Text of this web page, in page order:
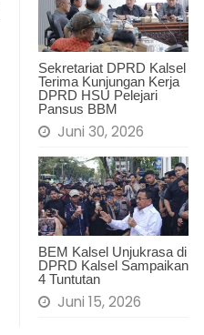
Sekretariat DPRD Kalsel
Terima Kunjungan Kerja
DPRD HSU Pelejari
Pansus BBM
Juni 30, 2026
BEM Kalsel Unjukrasa di
DPRD Kalsel Sampaikan
4 Tuntutan
Juni 15, 2026